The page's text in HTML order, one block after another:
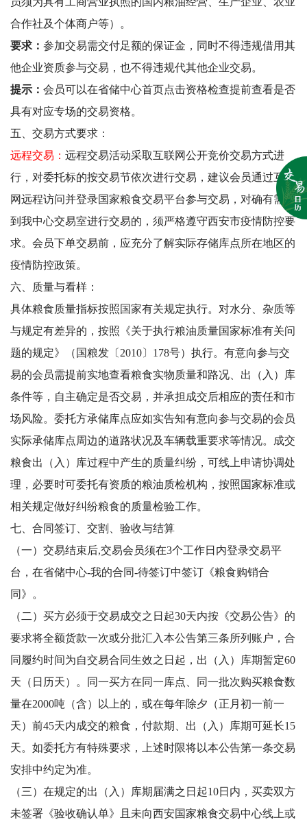
合作社及个体商户等）。
要求： 参加交易需交付足额的保证金，同时不得违规借用其
他企业资质参与交易，也不得违规代其他企业交易。
提示： 会员可以在省储中心首页点击资格检查提前查看是否
具有对应专场的交易资格。
五、交易方式要求：
远程交易： 远程交易活动采取互联网公开竞价交易方式进
行，对委托标的按交易节依次进行交易，建议会员通过互联
网远程访问并登录国家粮食交易平台参与交易，对确有需要
到我中心交易室进行交易的，须严格遵守西安市疫情防控要
求。会员下单交易前，应充分了解实际存储库点所在地区的
疫情防控政策。
六、质量与看样：
具体粮食质量指标按照国家有关规定执行。对水分、杂质等
与规定有差异的，按照《关于执行粮油质量国家标准有关问
题的规定》（国粮发〔2010〕178号）执行。有意向参与交
易的会员需提前实地查看粮食实物质量和路况、出（入）库
条件等，自主确定是否交易，并承担成交后相应的责任和市
场风险。委托方承储库点应如实告知有意向参与交易的会员
实际承储库点周边的道路状况及车辆载重要求等情况。成交
粮食出（入）库过程中产生的质量纠纷，可线上申请协调处
理，必要时可委托有资质的粮油质检机构，按照国家标准或
相关规定做好纠纷粮食的质量检验工作。
七、合同签订、交割、验收与结算
（一）交易结束后,交易会员须在3个工作日内登录交易平
台，在省储中心-我的合同-待签订中签订《粮食购销合
同》。
（二）买方必须于交易成交之日起30天内按《交易公告》的
要求将全额货款一次或分批汇入本公告第三条所列账户，合
同履约时间为自交易合同生效之日起，出（入）库期暂定60
天（日历天）。同一买方在同一库点、同一批次购买粮食数
量在2000吨（含）以上的，或在每年除夕（正月初一前一
天）前45天内成交的粮食，付款期、出（入）库期可延长15
天。如委托方有特殊要求，上述时限将以本公告第一条交易
安排中约定为准。
（三）在规定的出（入）库期届满之日起10日内，买卖双方
未签署《验收确认单》且未向西安国家粮食交易中心线上或